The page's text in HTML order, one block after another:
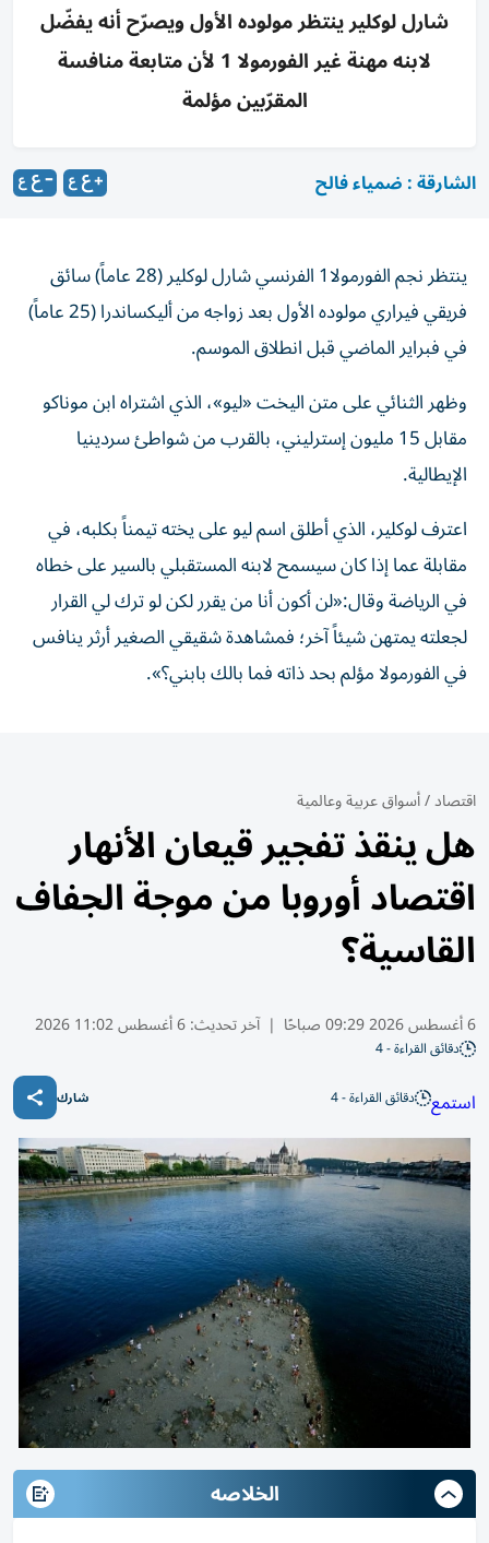
شارل لوكلير ينتظر مولوده الأول ويصرّح أنه يفضّل
لابنه مهنة غير الفورمولا 1 لأن متابعة منافسة
المقرّبين مؤلمة
الشارقة : ضمياء فالح
ينتظر نجم الفورمولا1 الفرنسي شارل لوكلير (28 عاماً) سائق
فريقي فيراري مولوده الأول بعد زواجه من أليكساندرا (25 عاماً)
في فبراير الماضي قبل انطلاق الموسم.
وظهر الثنائي على متن اليخت «ليو»، الذي اشتراه ابن موناكو
مقابل 15 مليون إسترليني، بالقرب من شواطئ سردينيا
الإيطالية.
اعترف لوكلير، الذي أطلق اسم ليو على يخته تيمناً بكلبه، في
مقابلة عما إذا كان سيسمح لابنه المستقبلي بالسير على خطاه
في الرياضة وقال:«لن أكون أنا من يقرر لكن لو ترك لي القرار
لجعلته يمتهن شيئاً آخر؛ فمشاهدة شقيقي الصغير أرثر ينافس
في الفورمولا مؤلم بحد ذاته فما بالك بابني؟».
اقتصاد/أسواق عربية وعالمية
هل ينقذ تفجير قيعان الأنهار
اقتصاد أوروبا من موجة الجفاف
القاسية؟
6 أغسطس 2026 09:29 صباحًا | آخر تحديث:6 أغسطس 11:02 2026
دقائق القراءة - 4
استمع دقائق القراءة - 4 شارك
الخلاصه